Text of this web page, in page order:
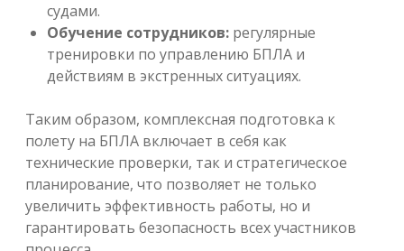
судами.
Обучение сотрудников: регулярные
тренировки по управлению БПЛА и
действиям в экстренных ситуациях.
Таким образом, комплексная подготовка к
полету на БПЛА включает в себя как
технические проверки, так и стратегическое
планирование, что позволяет не только
увеличить эффективность работы, но и
гарантировать безопасность всех участников